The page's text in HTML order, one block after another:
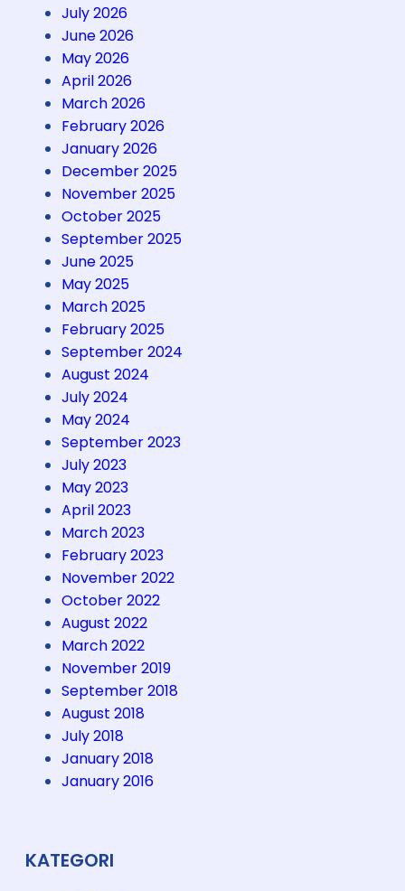
a
n
R
a
g
a
d
i
S
M
A
S
e
k
o
l
a
h
A
l
a
m
C
i
k
e
a
s
July 2026
June 2026
May 2026
April 2026
March 2026
February 2026
January 2026
December 2025
November 2025
October 2025
September 2025
June 2025
May 2025
March 2025
February 2025
September 2024
August 2024
July 2024
May 2024
September 2023
July 2023
May 2023
April 2023
March 2023
February 2023
November 2022
October 2022
August 2022
March 2022
November 2019
September 2018
August 2018
July 2018
January 2018
January 2016
KATEGORI